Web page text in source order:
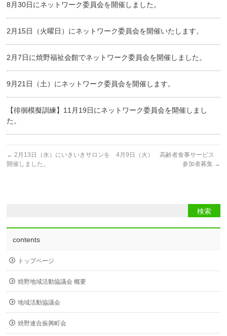
8月30日にネットワーク委員会を開催しました。
2月15日（火曜日）にネットワーク委員会を開催いたします。
2月7日に焼野福祉会館でネットワーク委員会を開催しました。
9月21日（土）にネットワーク委員会を開催します。
【徘徊模擬訓練】11月19日にネットワーク委員会を開催しまし
た。
← 2月13日（水）にいきいきサロンを
開催しました。
4月9日（火） 高齢者食事サービス
参加者募集 →
contents
トップページ
焼野地域活動協議会 概要
地域活動協議会
焼野連合振興町会